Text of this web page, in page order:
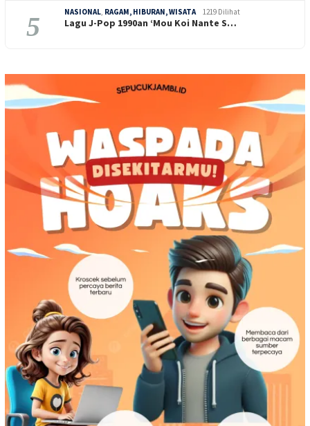
5 NASIONAL RAGAM, HIBURAN, WISATA 1219 Dilihat
Lagu J-Pop 1990an ‘Mou Koi Nante S…